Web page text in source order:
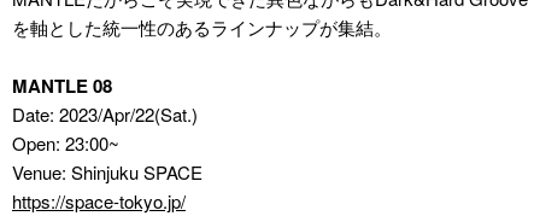
を軸とした統一性のあるラインナップが集結。
MANTLE 08
Date: 2023/Apr/22(Sat.)
Open: 23:00~
Venue: Shinjuku SPACE
https://space-tokyo.jp/